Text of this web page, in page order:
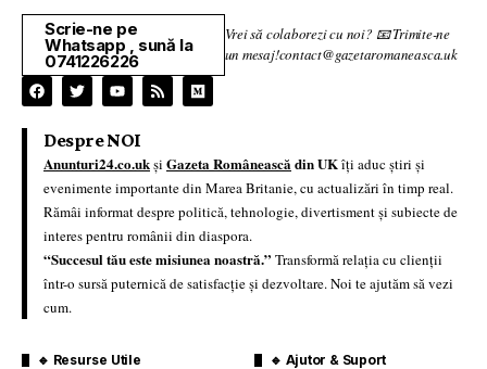
Scrie-ne pe
Whatsapp , sună la
0741226226
Vrei să colaborezi cu noi? 📧 Trimite-ne
un mesaj!contact@gazetaromaneasca.uk
Despre NOI
Anunturi24.co.ukși Gazeta Românească din UKîți aduc știri și
evenimente importante din Marea Britanie, cu actualizări în timp real.
Rămâi informat despre politică, tehnologie, divertisment și subiecte de
interes pentru românii din diaspora.
“Succesul tău este misiunea noastră.” Transformă relația cu clienții
într-o sursă puternică de satisfacție și dezvoltare. Noi te ajutăm să vezi
cum.
🔹 Resurse Utile 🔹 Ajutor & Suport